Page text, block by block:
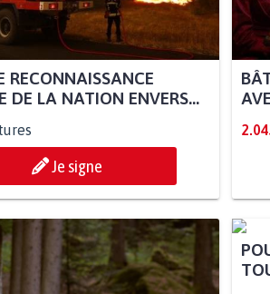
RECONNAISSANCE
DE LA NATION ENVERS...
Je signe